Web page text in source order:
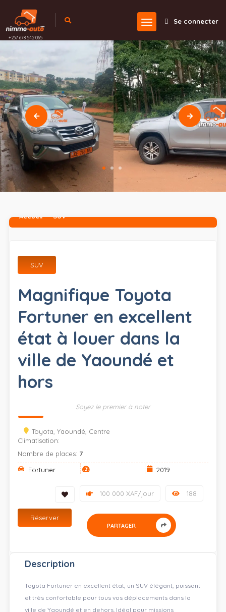
+237 678 542 065
Se connecter
Accueil SUV
SUV
Magnifique Toyota
Fortuner en excellent
état à louer dans la
ville de Yaoundé et
hors
Soyez le premier à noter
Toyota, Yaoundé, Centre
Climatisation:
Nombre de places: 7
Fortuner
2019
188
100 000 XAF/jour
Réserver
PARTAGER
Description
Toyota Fortuner en excellent état, un SUV élégant, puissant
et très confortable pour tous vos déplacements dans la
ville de Yaoundé et en dehors. Idéal pour missions